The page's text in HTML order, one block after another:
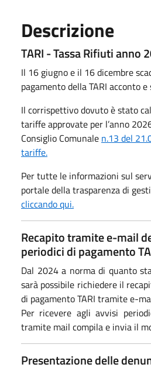
Descrizione
TARI - Tassa Rifiuti anno
Il 16 giugno e il 16 dicembre
pagamento della TARI acconto
Il corrispettivo dovuto è stato
tariffe approvate per l’anno
Consiglio Comunale n.13 del
tariffe.
Per tutte le informazioni sul
portale della trasparenza di
cliccando qui.
Recapito tramite e-mail
periodici di pagamento
Dal 2024 a norma di quanto
sarà possibile richiedere il
di pagamento TARI tramite e-
Per ricevere agli avvisi
tramite mail compila e invia il
Presentazione delle